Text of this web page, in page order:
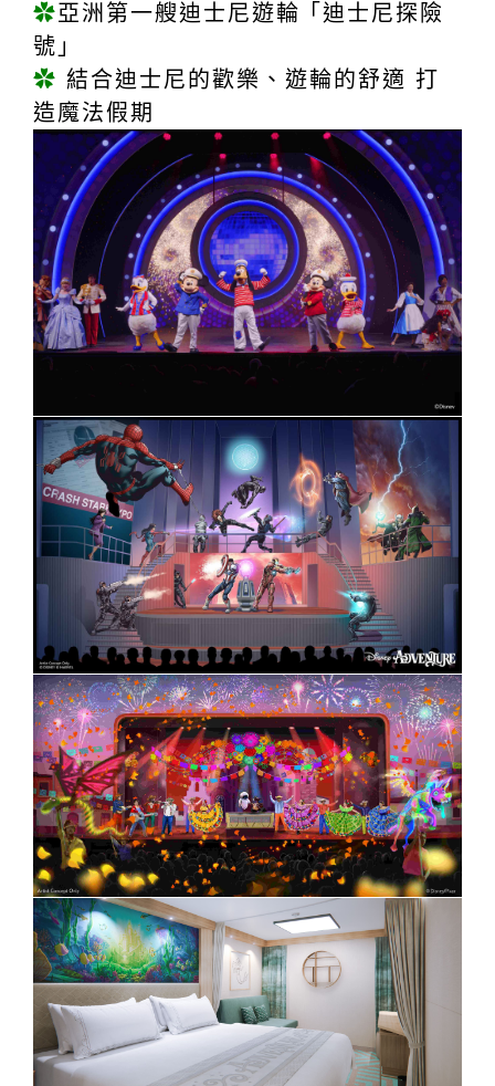
✿亞洲第一艘迪士尼遊輪 ｢迪士尼探險
號」
✿ 結合迪士尼的歡樂、 遊輪的舒適 打
造魔法假期